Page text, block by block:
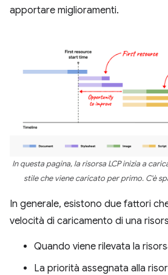
apportare miglioramenti.
In questa pagina, la risorsa LCP inizia a
stile che viene caricato per primo. C'è
In generale, esistono due fattori
velocità di caricamento di una
Quando viene rilevata la
La priorità assegnata alla